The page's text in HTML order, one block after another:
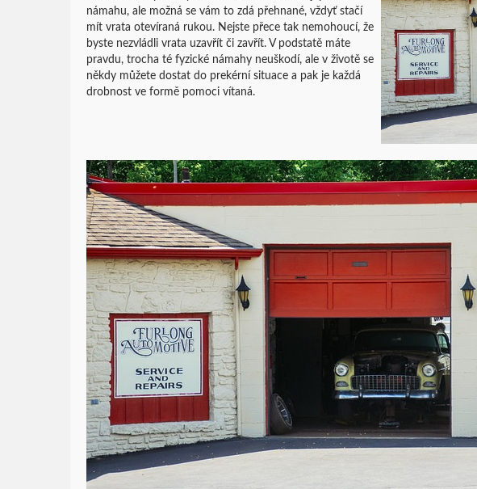
námahu, ale možná se vám to zdá přehnané, vždyť stačí
mít vrata otevíraná rukou. Nejste přece tak nemohoucí, že
byste nezvládli vrata uzavřít či zavřít. V podstatě máte
pravdu, trocha té fyzické námahy neuškodí, ale v životě se
někdy můžete dostat do prekérní situace a pak je každá
drobnost ve formě pomoci vítaná.